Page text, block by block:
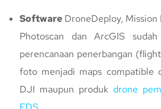
Software DroneDeploy,
Photoscan dan ArcGIS
perencanaan penerbangan
foto menjadi maps compatible
DJI maupun produk drone